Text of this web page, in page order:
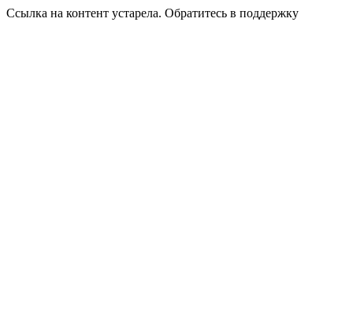
Ссылка на контент устарела. Обратитесь в поддержку